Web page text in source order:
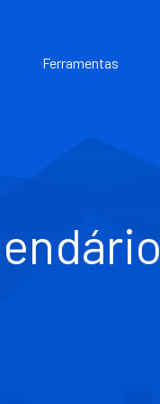
Ferramentas